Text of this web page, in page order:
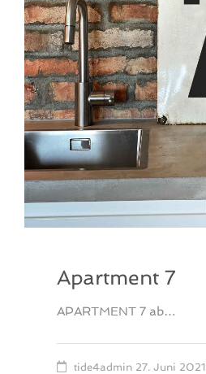
Apartment 7
APARTMENT 7 ab…
tide4admin 27. Juni 2021